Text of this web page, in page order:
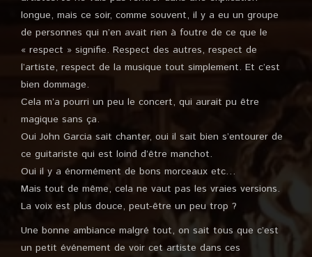
longue, mais ce soir, comme souvent, il y a eu un groupe
de personnes qui n’en avait rien à foutre de ce que le
« respect » signifie. Respect des autres, respect de
l’artiste, respect de la musique tout simplement. Et c’est
bien dommage.
Cela m’a pourri un peu le concert, qui aurait pu être
magique sans ça.
Oui John Garcia sait chanter, oui il sait bien s’entourer de
ce guitariste qui est loind d’être manchot.
Oui il y a énormément de bons morceaux etc…
Mais tout de même, cela ne vaut pas les vraies versions.
La voix est plus douce, peut-être un peu trop ?
Une bonne ambiance malgré tout, on sait tous que c’est
un petit événement de voir cet artiste dans ces